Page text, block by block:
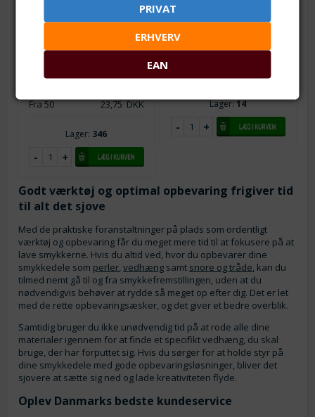
DKK
Fra 5
Fra 50
23,75DKK
Lager: 346
perlestave og wire.
Fra 1
DKK
Lager:14
Godt værktøj og optimal opbevaring frigiver tid
til alt det sjove
Med de praktiske foranstaltninger på plads som ordentligt
værktøj og opbevaring får du meget mere tid til at fokusere på at
lave smykkerne. Hvis du altid ved, hvor du opbevarer dine
smykkedele som perler,vedhæng samt snore og tråde, kan du
tilmed nemt gå til og fra smykkefremstillingen, uden at du
nødvendigvis behøver at rydde så meget op efter dig. Det er let
med de rette opbevaringsæsker, og det giver et bedre overblik.
Samtidig bruger du ikke unødvendig tid på at rode alle dine
materialer igennem for at finde et specifikt vedhæng, du skal
bruge, der har forputtet sig. Hvis du sørger for at holde styr på
dine smykkedele med gode opbevaringsløsninger, bliver det
sjovere at sætte sig ned og lade kreativiteten flyde.
Oplev Danmarks bedste kundeservice
PRIVAT
ERHVERV
EAN